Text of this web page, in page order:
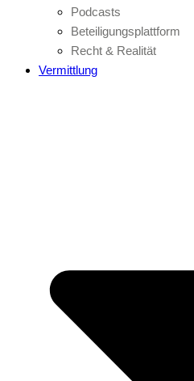
Podcasts
Beteiligungsplattform
Recht & Realität
Vermittlung